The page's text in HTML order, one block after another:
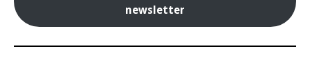
newsletter